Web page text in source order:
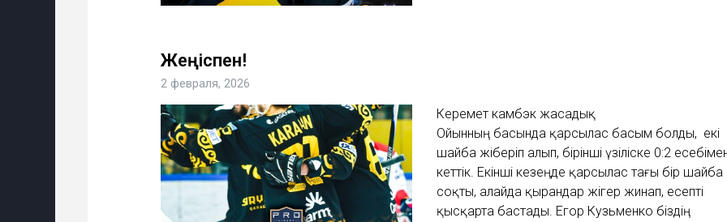
Жеңіспен!
2 февраля, 2026
Керемет камбэк жасадық
Ойынның басында қарсылас басым болды, екі
шайба жіберіп алып, бірінші үзіліске 0:2
кеттік. Екінші кезеңде қарсылас тағы бір шайба
соқты, алайда қырандар жігер жинап, есепті
қысқарта бастады. Егор Кузьменко біздің